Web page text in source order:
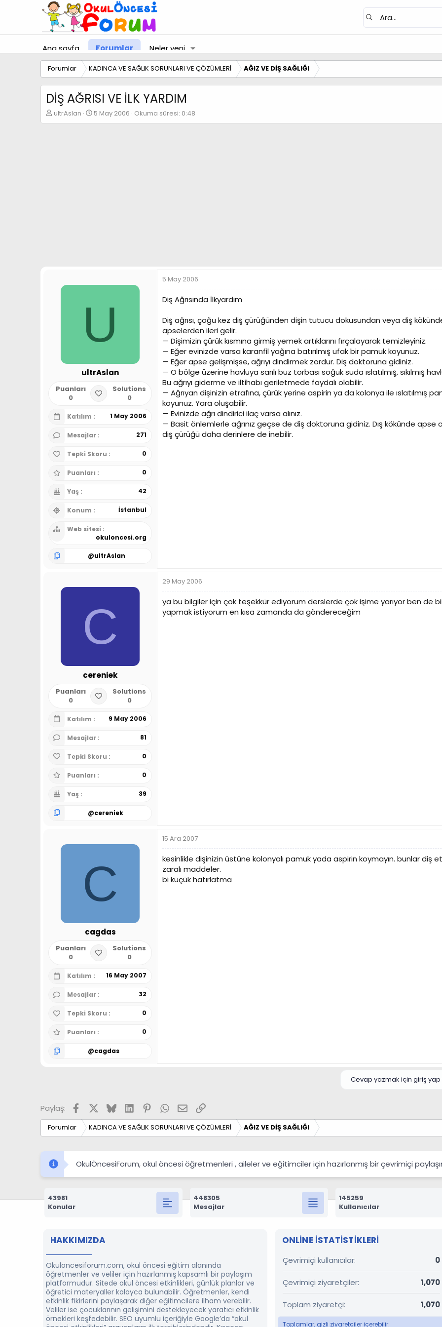
Ana sayfa Forumlar Neler yeni
Forumlar KADINCA VE SAĞLIK SORUNLARI VE ÇÖZÜMLERİ AĞIZ VE DİŞ SAĞLIĞI
DİŞ AĞRISI VE İLK YARDIM
K
o
ultrAslan
B
a
5 May 2006 Okuma süresi: 0:48
U
ultrAslan
Puanları
0
Solutions
0
Katılım 1 May 2006
Mesajlar 271
Tepki Skoru 0
Puanları 0
Yaş 42
Konum İstanbul
Web sitesi
okuloncesi.org
@ultrAslan
5 May 2006
Diş Ağrısında İlkyardım
Diş ağrısı, çoğu kez diş çürüğünden dişin tutucu dokusundan veya diş
apselerden ileri gelir.
— Dişimizin çürük kısmına girmiş yemek artıklarını fırçalayarak temizleyiniz.
— Eğer evinizde varsa karanfil yağına batırılmış ufak bir pamuk koyunuz.
— Eğer apse gelişmişse, ağrıyı dindirmek zordur. Diş doktoruna gidiniz.
— O bölge üzerine havluya sarılı buz torbası soğuk suda ıslatılmış, sıkılmış
Bu ağrıyı giderme ve iltihabı geriletmede faydalı olabilir.
— Ağrıyan dişinizin etrafına, çürük yerine aspirin ya da kolonya ile ıslatılmış
koyunuz. Yara oluşabilir.
— Evinizde ağrı dindirici ilaç varsa alınız.
— Basit önlemlerle ağrınız geçse de diş doktoruna gidiniz. Dış kökünde apse
diş çürüğü daha derinlere de inebilir.
C
cereniek
Puanları
0
Solutions
0
Katılım 9 May 2006
Mesajlar 81
Tepki Skoru 0
Puanları 0
Yaş 39
@cereniek
29 May 2006
ya bu bilgiler için çok teşekkür ediyorum derslerde çok işime yarıyor ben de
yapmak istiyorum en kısa zamanda da göndereceğim
C
cagdas
Puanları
0
Solutions
0
Katılım 16 May 2007
Mesajlar 32
Tepki Skoru 0
Puanları 0
@cagdas
15 Ara 2007
kesinlikle dişinizin üstüne kolonyalı pamuk yada aspirin koymayın. bunlar diş
zaralı maddeler.
bi küçük hatırlatma
Cevap yazmak için giriş yap
Paylaş: FacebookBlueskyLinkedInPinterest
WhatsApp
E-posta
Link
Forumlar KADINCA VE SAĞLIK SORUNLARI VE ÇÖZÜMLERİ AĞIZ VE DİŞ SAĞLIĞI
OkulÖncesiForum, okul öncesi öğretmenleri , aileler ve eğitimciler için hazırlanmış bir çevrimiçi
43981
Konular
448305
Mesajlar
145259
Kullanıcılar
HAKKIMIZDA
Okuloncesiforum.com, okul öncesi eğitim alanında
öğretmenler ve veliler için hazırlanmış kapsamlı bir paylaşım
platformudur. Sitede okul öncesi etkinlikleri, günlük planlar ve
öğretici materyaller kolayca bulunabilir. Öğretmenler, kendi
etkinlik fikirlerini paylaşarak diğer eğitimcilere ilham verebilir.
Veliler ise çocuklarının gelişimini destekleyecek yaratıcı etkinlik
örnekleri keşfedebilir. SEO uyumlu içeriğiyle Google’da “okul
ONLINE ISTATISTIKLERI
Çevrimiçi kullanıcılar 0
Çevrimiçi ziyaretçiler 1,070
Toplam ziyaretçi 1,070
Toplamlar, gizli ziyaretçiler içerebilir.